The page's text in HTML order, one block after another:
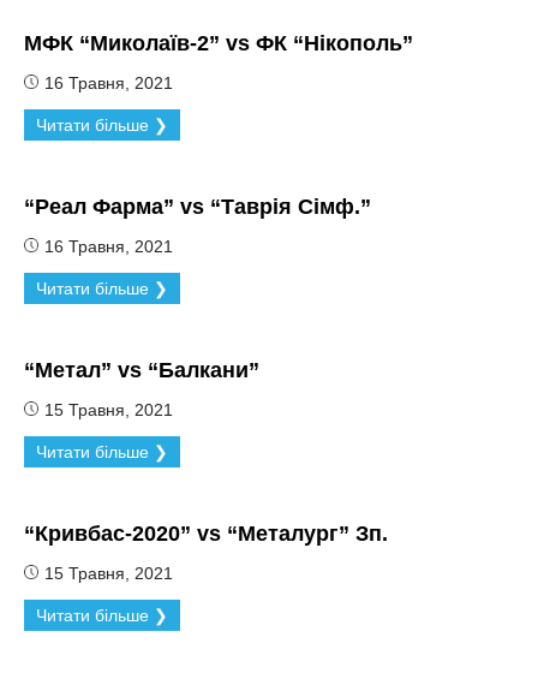
МФК “Миколаїв-2” vs ФК “Нікополь”
16 Травня, 2021
Читати більше ❯
“Реал Фарма” vs “Таврія Сімф.”
16 Травня, 2021
Читати більше ❯
“Метал” vs “Балкани”
15 Травня, 2021
Читати більше ❯
“Кривбас-2020” vs “Металург” Зп.
15 Травня, 2021
Читати більше ❯